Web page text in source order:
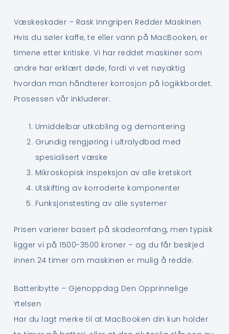
Væskeskader – Rask Inngripen Redder Maskinen
Hvis du søler kaffe, te eller vann på MacBooken, er
timene etter kritiske. Vi har reddet maskiner som
andre har erklært døde, fordi vi vet nøyaktig
hvordan man håndterer korrosjon på logikkbordet.
Prosessen vår inkluderer:
Umiddelbar utkobling og demontering
Grundig rengjøring i ultralydbad med
spesialisert væske
Mikroskopisk inspeksjon av alle kretskort
Utskifting av korroderte komponenter
Funksjonstesting av alle systemer
Prisen varierer basert på skadeomfang, men typisk
ligger vi på 1500-3500 kroner – og du får beskjed
innen 24 timer om maskinen er mulig å redde.
Batteribytte – Gjenoppdag Den Opprinnelige
Ytelsen
Har du lagt merke til at MacBooken din kun holder